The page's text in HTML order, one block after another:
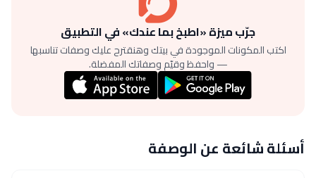
جرّب ميزة «اطبخ بما عندك» في التطبيق
اكتب المكونات الموجودة في بيتك وهنقترح عليك وصفات تناسبها
— واحفظ وقيّم وصفاتك المفضلة.
أسئلة شائعة عن الوصفة